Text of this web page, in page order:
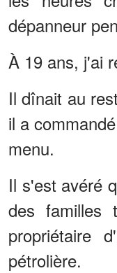
dépanneur
À 19 ans, j'ai
Il dînait au
il a
menu.
Il s'est avéré
des familles
propriétaire
pétrolière.